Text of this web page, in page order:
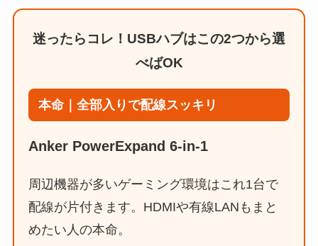
迷ったらコレ！USBハブはこの2つから選
べばOK
本命｜全部入りで配線スッキリ
Anker PowerExpand 6-in-1
周辺機器が多いゲーミング環境はこれ1台で
配線が片付きます。HDMIや有線LANもまと
めたい人の本命。